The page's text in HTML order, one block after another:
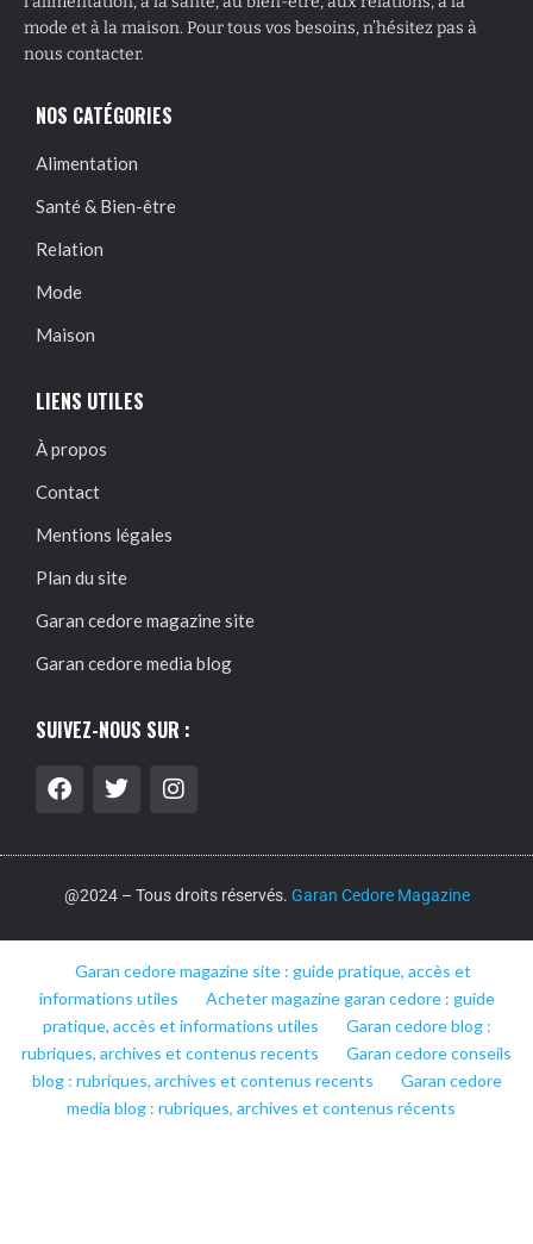
mode et à la maison. Pour tous vos besoins, n’hésitez pas à
nous contacter.
NOS CATÉGORIES
Alimentation
Santé & Bien-être
Relation
Mode
Maison
LIENS UTILES
À propos
Contact
Mentions légales
Plan du site
Garan cedore magazine site
Garan cedore media blog
SUIVEZ-NOUS SUR :
@2024 – Tous droits réservés. Garan Cedore Magazine
Garan cedore magazine site : guide pratique, accès et
informations utiles
Acheter magazine garan cedore : guide
pratique, accès et informations utiles
Garan cedore blog :
rubriques, archives et contenus recents
Garan cedore conseils
blog : rubriques, archives et contenus recents
Garan cedore
media blog : rubriques, archives et contenus récents